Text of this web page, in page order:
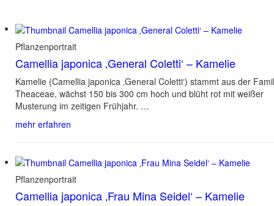
Pflanzenportrait
Camellia japonica ‚General Coletti‘ – Kamelie
Kamelie (Camellia japonica ‚General Coletti‘) stammt aus der
Theaceae, wächst 150 bis 300 cm hoch und blüht rot mit weißer
Musterung im zeitigen Frühjahr. …
mehr erfahren
Pflanzenportrait
Camellia japonica ‚Frau Mina Seidel‘ – Kamelie